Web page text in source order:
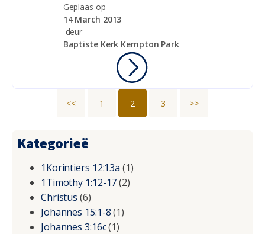
Geplaas op
14 March 2013
deur
Baptiste Kerk Kempton Park
<< 1 2 3 >>
Kategorieë
1Korintiers 12:13a (1)
1Timothy 1:12-17(2)
Christus (6)
Johannes 15:1-8(1)
Johannes 3:16c(1)